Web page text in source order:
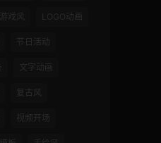
游戏风 LOGO动画
节日活动
文字动画
复古风
视频开场